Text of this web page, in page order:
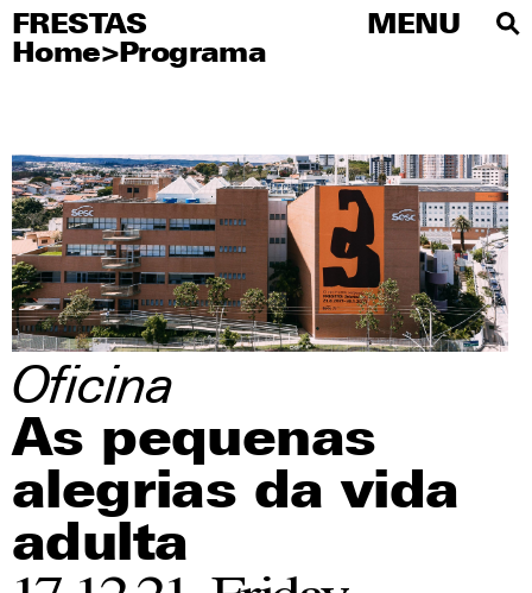
FRESTAS
Home>Programa
MENU
FRESTAS
MENU
Artists
Editorial
Educational
Publications
Visitations
Press
Social media
Oficina
As pequenas
alegrias da vida
adulta